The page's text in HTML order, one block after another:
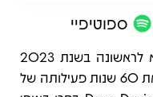
ספוטיפיי
תיאור
האלבום The Journey: Part 2 יצא לראשונה בשנת 2023
כהמשך ישיר לאוסף הראשון שחגג את 60 שנות פעילותה של